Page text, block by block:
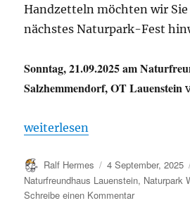
Handzetteln möchten wir Sie
nächstes Naturpark-Fest
Sonntag, 21.09.2025 am
Salzhemmendorf, OT Lauenstein
„Einladung zum Naturpark-
weiterlesen
Autor
Ralf Hermes
Veröffentlicht
am
4 September, 2025
Naturfreundhaus Lauenstein, Naturpark
Schreibe einen Kommentarzu